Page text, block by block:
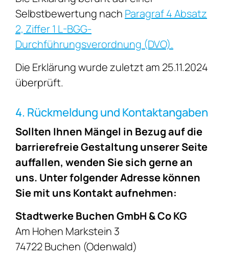
Selbstbewertung nach Paragraf 4 Absatz
2, Ziffer 1 L-BGG-
Durchführungsverordnung (DVO).
Die Erklärung wurde zuletzt am 25.11.2024
überprüft.
4. Rückmeldung und Kontaktangaben
Sollten Ihnen Mängel in Bezug auf die
barrierefreie Gestaltung unserer Seite
auffallen, wenden Sie sich gerne an
uns. Unter folgender Adresse können
Sie mit uns Kontakt aufnehmen:
Stadtwerke Buchen GmbH & Co KG
Am Hohen Markstein 3
74722 Buchen (Odenwald)